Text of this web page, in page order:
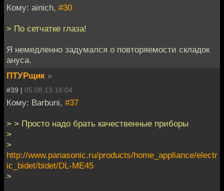
Кому: ainich, #30
> По сетчатке глаза!
Я немедленно задумался о повторяемости складок
ануса.
ПТУРщик »
#39 | 05.08.13 18:04
Кому: Barbuni, #37
> > Просто надо брать качественные приборы
>
>
http://www.panasonic.ru/products/home_appliance/electr
ic_bidet/bidet/DL-ME45
>